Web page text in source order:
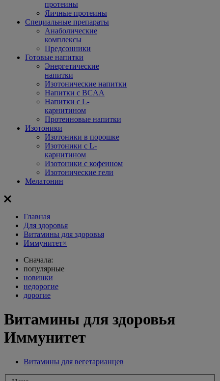
протеины
Яичные протеины
Специальные препараты
Анаболические
комплексы
Предсонники
Готовые напитки
Энергетические
напитки
Изотонические напитки
Напитки с BCAA
Напитки с L-
карнитином
Протеиновые напитки
Изотоники
Изотоники в порошке
Изотоники с L-
карнитином
Изотоники с кофеином
Изотонические гели
Мелатонин
Главная
Для здоровья
Витамины для здоровья
Иммунитет×
Сначала:
популярные
новинки
недорогие
дорогие
Витамины для здоровья
Иммунитет
Витамины для вегетарианцев